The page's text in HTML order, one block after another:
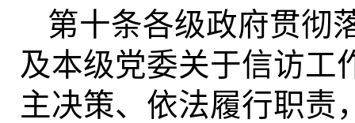
第十条各级政府贯彻
及本级党委关于信访工
主决策、依法履行职责